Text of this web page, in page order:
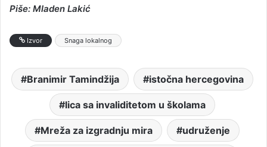
Piše: Mladen Lakić
Izvor Snaga lokalnog
Branimir Tamindžija istočna hercegovina
lica sa invaliditetom u školama
Mreža za izgradnju mira udruženje